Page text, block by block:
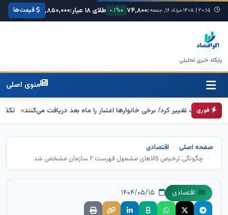
۲۰:۱۵ | ۱۴۰۵ مرداد ۱۶, جمعه ۶۸,۴۲۰ +۰.۳% یورو:۷۴,۸۰۰ +۰.۱% طلای ۱۸ عیار: ۳,۸۵۰,۰۰۰ +۱.۲% سکه امامی:
قیمت‌ها
پایگاه خبری تحلیلی
منوی اصلی
فوری
تغییر کرد/ برخی خانوارها اعتبار را ماه بعد دریافت می‌کنند تکذیب اعمال ضریب ۲.۷ برای اینترنت بین‌الملل از
صفحه اصلی
اقتصادی
چگونگی ترخیص کالاهای مشمول فهرست ۲ سازمان مشخص شد
اقتصادی